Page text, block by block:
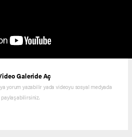
Galeride Aç
yorum yazabilir yada videoyu sosyal medyada
paylaşabilirsiniz.